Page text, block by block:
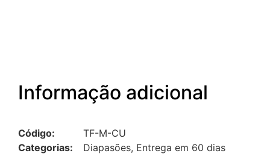
Informação adicional
Código:
TF-M-CU
Categorias:
Diapasões, Entrega em 60 dias